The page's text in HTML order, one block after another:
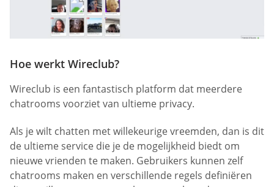
Hoe werkt Wireclub?
Wireclub is een fantastisch platform dat meerdere
chatrooms voorziet van ultieme privacy.
Als je wilt chatten met willekeurige vreemden, dan is dit
de ultieme service die je de mogelijkheid biedt om
nieuwe vrienden te maken. Gebruikers kunnen zelf
chatrooms maken en verschillende regels definiëren